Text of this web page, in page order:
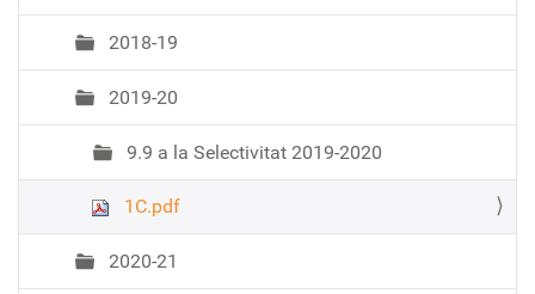
2018-19
2019-20
9.9 a la Selectivitat 2019-2020
1C.pdf
2020-21